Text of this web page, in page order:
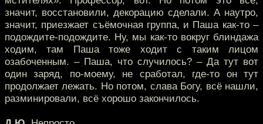
значит, восстановили, декорацию сделали. А наутро,
значит, приезжает съёмочная группа, и Паша как-то –
подождите-подождите. Ну, мы как-то вокруг блиндажа
ходим, там Паша тоже ходит с таким лицом
озабоченным. – Паша, что случилось? – Да тут вот
один заряд, по-моему, не сработал, где-то он тут
продолжает лежать. Но потом, слава Богу, всё нашли,
разминировали, всё хорошо закончилось.